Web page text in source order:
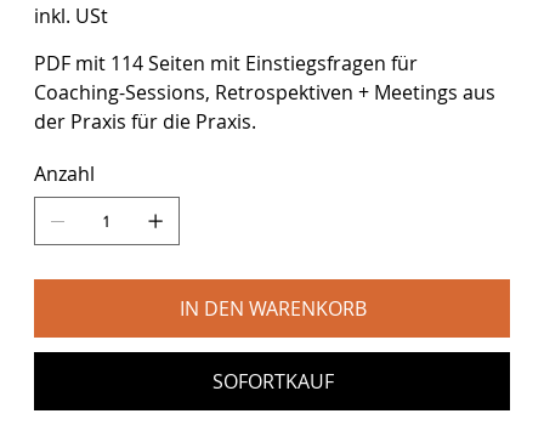
inkl. USt
PDF mit 114 Seiten mit Einstiegsfragen für
Coaching-Sessions, Retrospektiven + Meetings aus
der Praxis für die Praxis.
Anzahl
IN DEN WARENKORB
SOFORTKAUF